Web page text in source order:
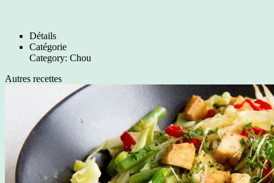
Détails
Catégorie
Category: Chou
Autres recettes